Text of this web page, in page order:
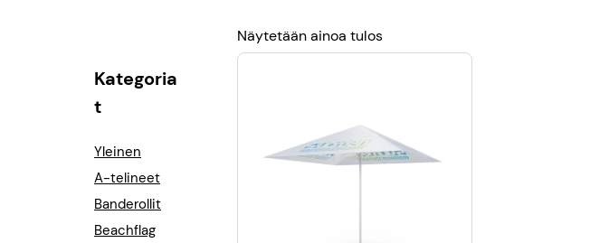
Kategoria
t
Yleinen
A-telineet
Banderollit
Beachflag
Näytetään ainoa tulos